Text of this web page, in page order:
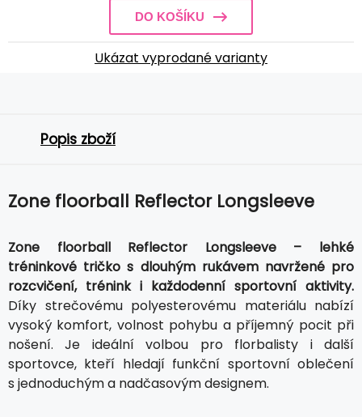
DO KOŠÍKU
Ukázat vyprodané varianty
Popis zboží
Zone floorball Reflector Longsleeve
Zone floorball Reflector Longsleeve – lehké
tréninkové tričko s dlouhým rukávem navržené pro
rozcvičení, trénink i každodenní sportovní aktivity.
Díky strečovému polyesterovému materiálu nabízí
vysoký komfort, volnost pohybu a příjemný pocit při
nošení. Je ideální volbou pro florbalisty i další
sportovce, kteří hledají funkční sportovní oblečení
s jednoduchým a nadčasovým designem.